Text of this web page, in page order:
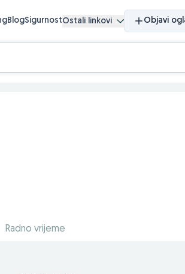
BlogSigurnostOstali linkovi Objavi
Radno vrijeme